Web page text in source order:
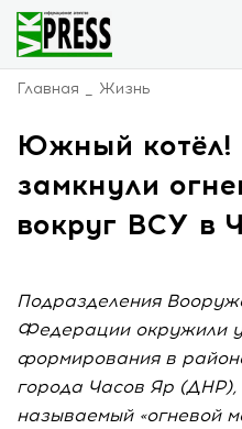
Главная Жизнь
Южный
замкнули
вокруг ВСУ в
Подразделения
Федерации окружили
формирования в
города Часов Яр
называемый «огневой